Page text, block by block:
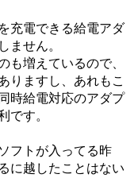
充電できる給電アダ
ません。
増えているので、
りますし、あれもこ
時給電対応のアダプ
です。
フトが入ってる昨
に越したことはない